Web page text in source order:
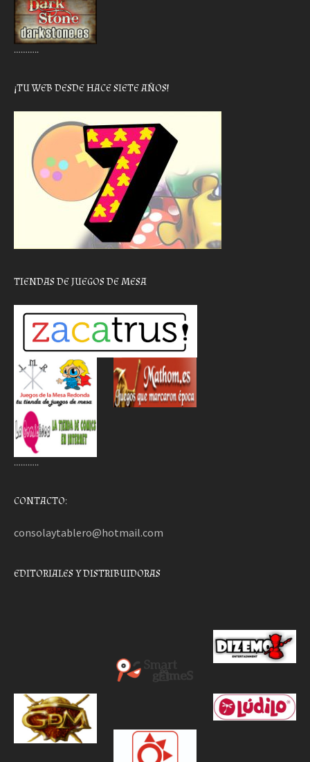
………..
¡TU WEB DESDE HACE SIETE AÑOS!
TIENDAS DE JUEGOS DE MESA
………..
CONTACTO:
consolaytablero@hotmail.com
EDITORIALES Y DISTRIBUIDORAS